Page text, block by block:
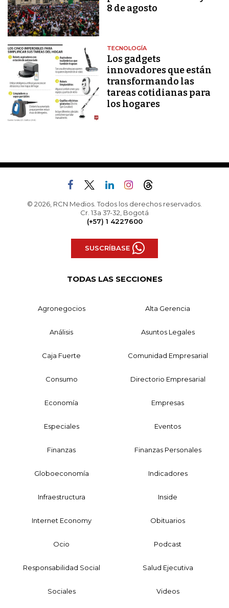
8 de agosto
TECNOLOGÍA
Los gadgets
innovadores que están
transformando las
tareas cotidianas para
los hogares
© 2026, RCN Medios. Todos los derechos reservados.
Cr. 13a 37-32, Bogotá
(+57) 1 4227600
SUSCRÍBASE
TODAS LAS SECCIONES
Agronegocios Alta Gerencia
Análisis Asuntos Legales
Caja Fuerte Comunidad Empresarial
Consumo Directorio Empresarial
Economía Empresas
Especiales Eventos
Finanzas Finanzas Personales
Globoeconomía Indicadores
Infraestructura Inside
Internet Economy Obituarios
Ocio Podcast
Responsabilidad Social Salud Ejecutiva
Sociales Videos